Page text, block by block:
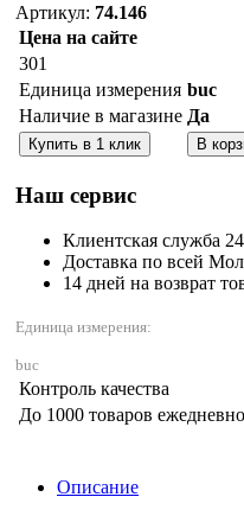
Артикул: 74.146
Цена на сайте
301
Единица измерения buc
Наличие в магазине Да
Купить в 1 клик В
Наш сервис
Клиентская служба
Доставка по всей
14 дней на возврат
Единица измерения:
buc
Контроль качества
До 1000 товаров ежедневно
Описание